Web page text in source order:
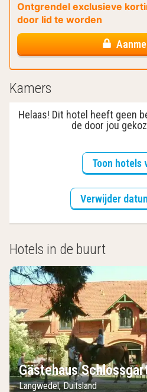
Ontgrendel exclusieve
door lid te worden
Kamers
Helaas! Dit hotel heeft geen
de door jou
Toon hotels
Verwijder
Hotels in de buurt
Gästehaus
Langwedel, Duitsland